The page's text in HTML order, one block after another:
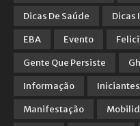
Dicas De Saúde
Dicas
EBA
Evento
Gente Que Persiste
Informação
Iniciantes
Manifestação